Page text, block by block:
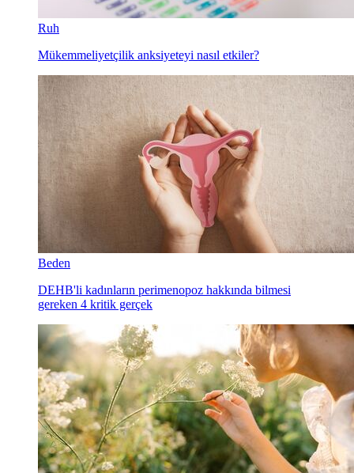
Ruh
Mükemmeliyetçilik anksiyeteyi nasıl etkiler?
Beden
DEHB'li kadınların perimenopoz hakkında bilmesi
gereken 4 kritik gerçek